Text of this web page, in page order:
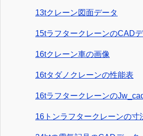
13tクレーン図面データ
15tラフタークレーンのCAD
16tクレーン車の画像
16tタダノクレーンの性能表
16tラフタークレーンの
16トンラフタークレーンの寸